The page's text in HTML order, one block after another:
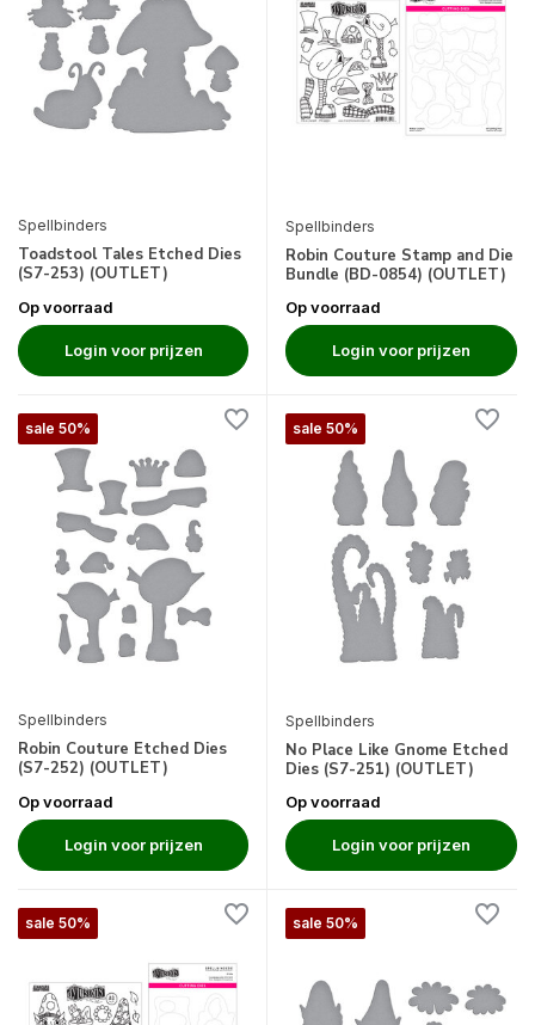
Spellbinders
Toadstool Tales Etched Dies
(S7-253) (OUTLET)
Op voorraad
Login voor prijzen
Spellbinders
Robin Couture Stamp and Die
Bundle (BD-0854) (OUTLET)
Op voorraad
Login voor prijzen
sale 50%
Spellbinders
Robin Couture Etched Dies
(S7-252) (OUTLET)
Op voorraad
Login voor prijzen
sale 50%
Spellbinders
No Place Like Gnome Etched
Dies (S7-251) (OUTLET)
Op voorraad
Login voor prijzen
sale 50% sale 50%